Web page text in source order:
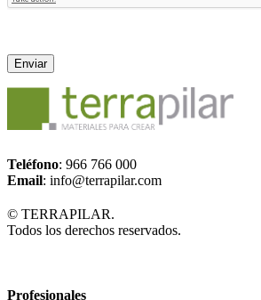
Teléfono: 966 766 000
Email: info@terrapilar.com
© TERRAPILAR.
Todos los derechos reservados.
Profesionales